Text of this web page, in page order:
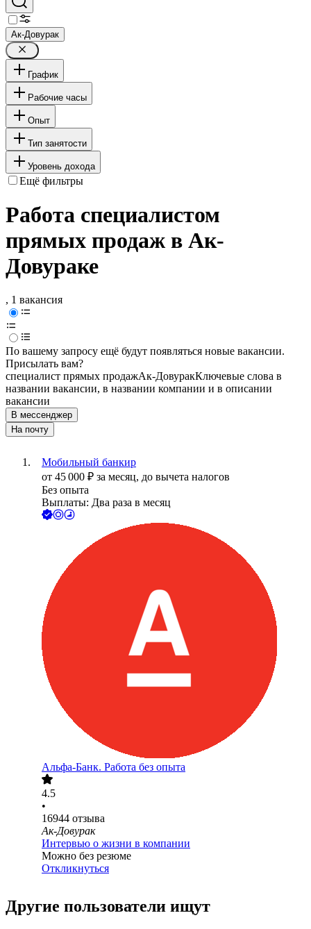
Ак-Довурак
График
Рабочие часы
Опыт
Тип занятости
Уровень дохода
Ещё фильтры
Работа специалистом
прямых продаж в Ак-
Довураке
, 1 вакансия
По вашему запросу ещё будут появляться новые вакансии.
Присылать вам?
специалист прямых продажАк-ДовуракКлючевые слова в
названии вакансии, в названии компании и в описании
вакансии
В мессенджер
На почту
Мобильный банкир
от 45 000 ₽ за месяц, до вычета налогов
Без опыта
Выплаты: Два раза в месяц
Альфа-Банк. Работа без опыта
4.5
•
16944 отзыва
Ак-Довурак
Интервью о жизни в компании
Можно без резюме
Откликнуться
Другие пользователи ищут